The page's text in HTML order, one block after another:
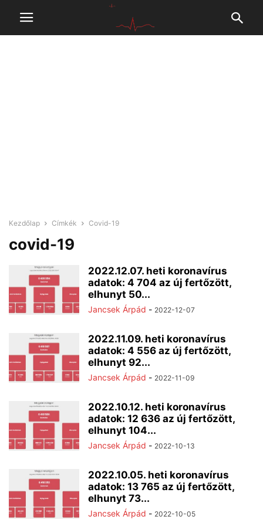
Kezdőlap Címkék Covid-19
covid-19
2022.12.07. heti koronavírus
adatok: 4 704 az új fertőzött,
elhunyt 50...
Jancsek Árpád - 2022-12-07
2022.11.09. heti koronavírus
adatok: 4 556 az új fertőzött,
elhunyt 92...
Jancsek Árpád - 2022-11-09
2022.10.12. heti koronavírus
adatok: 12 636 az új fertőzött,
elhunyt 104...
Jancsek Árpád - 2022-10-13
2022.10.05. heti koronavírus
adatok: 13 765 az új fertőzött,
elhunyt 73...
Jancsek Árpád - 2022-10-05